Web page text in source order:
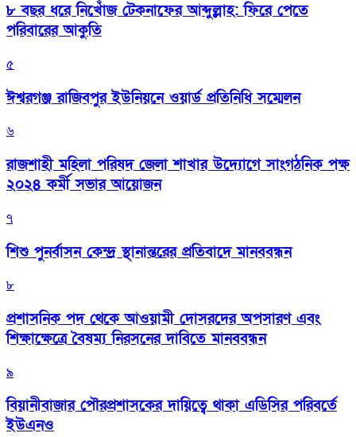
৮ বছর ধরে নিখোঁজ টেকনাফের আব্দুল্লাহ: ফিরে পেতে
পরিবারের আকুতি
৫
ঈশ্বরগঞ্জ রাজিবপুর ইউনিয়নে ওয়ার্ড প্রতিনিধি সম্মেলন
৬
রাজশাহী মহিলা পরিষদ জেলা শাখার উদ্যোগে সাংগঠনিক পক্ষ
২০২৪ কর্মী সভার আয়োজন
৭
শিশু পুনর্বাসন কেন্দ্র স্থানান্তরের প্রতিবাদে মানববন্ধন
৮
প্রশাসনিক পদ থেকে আওয়ামী দোসরদের অপসারণ এবং
শিক্ষাক্ষেত্রে বৈষম্য নিরসনের দাবিতে মানববন্ধন
৯
বিয়ানীবাজার পৌরপ্রশাসকের দায়িত্বে থাকা এডিসির পরিবর্তে
ইউএনও